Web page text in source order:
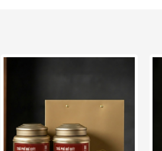
Add to wishlist